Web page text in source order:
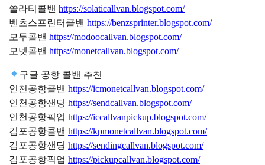
쏠라티콜밴https://solaticallvan.blogspot.com/
벤츠스프린터콜밴https://benzsprinter.blogspot.com/
모두콜밴https://modoocallvan.blogspot.com/
모넷콜밴https://monetcallvan.blogspot.com/
구글 공항 콜밴 추천
인천공항콜밴https://icmonetcallvan.blogspot.com/
인천공항샌딩https://sendcallvan.blogspot.com/
인천공항픽업https://iccallvanpickup.blogspot.com/
김포공항콜밴https://kpmonetcallvan.blogspot.com/
김포공항샌딩https://sendingcallvan.blogspot.com/
김포공항픽업https://pickupcallvan.blogspot.com/